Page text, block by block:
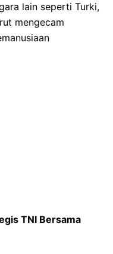
lain seperti Turki,
mengecam
TNI Bersama